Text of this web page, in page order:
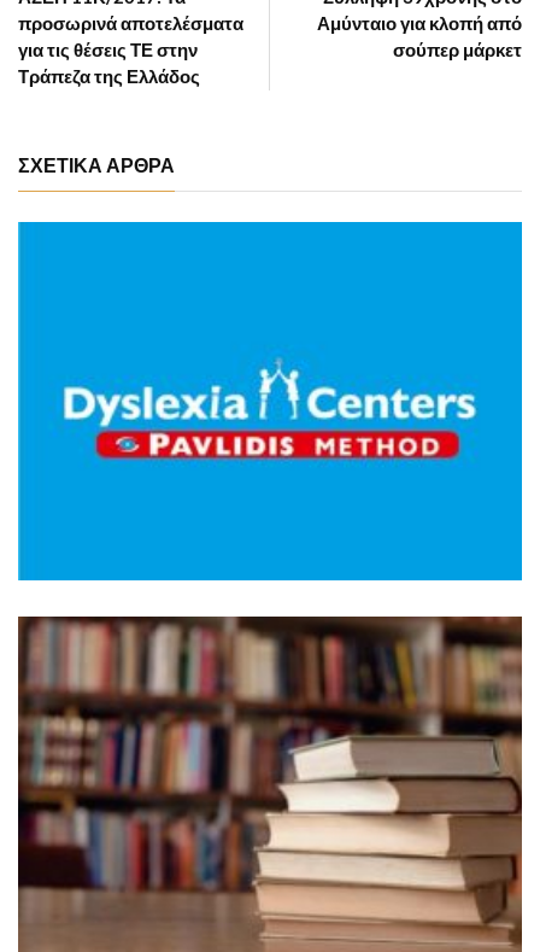
Αμύνταιο για κλοπή από
σούπερ μάρκετ
προσωρινά αποτελέσματα
για τις θέσεις ΤΕ στην
Τράπεζα της Ελλάδος
ΣΧΕΤΙΚΑ ΑΡΘΡΑ